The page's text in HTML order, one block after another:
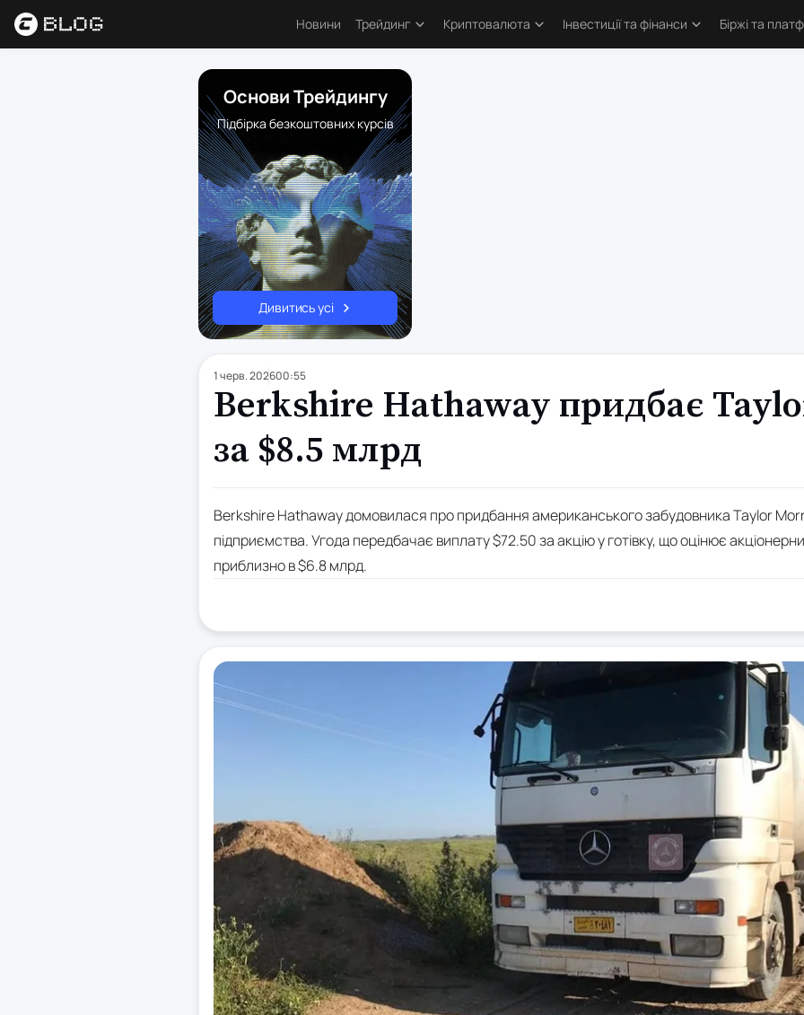
Новини Трейдинг
Аналітика
Основи трейдингу
Психологія трейдинга
Торгові стратегії
Індикатори
Ресурси
Криптовалюта Інвестиції та фінанси Біржі та
Основи Трейдингу
Підбірка безкоштовних курсів
Дивитись усі
1 черв. 202600:55
Berkshire Hathaway придбає
за $8.5 млрд
Berkshire Hathaway домовилася про придбання американського забудовника Taylor
підприємства. Угода передбачає виплату $72.50 за акцію у готівку, що оцінює
приблизно в $6.8 млрд.